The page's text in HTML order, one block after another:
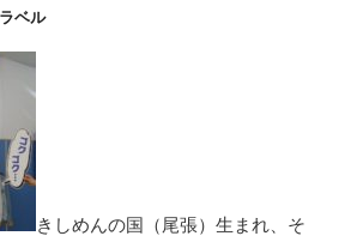
ベル
きしめんの国（尾張）生まれ、そ